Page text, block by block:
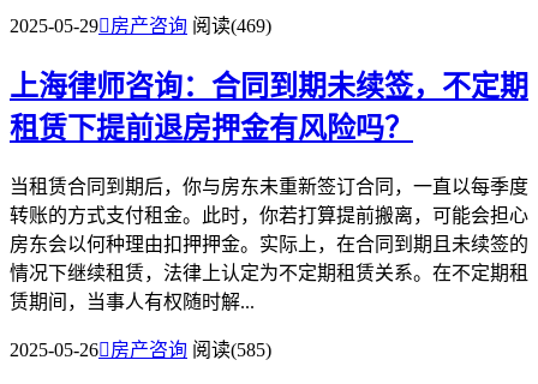
2025-05-29房产咨询 阅读(469)
上海律师咨询：合同到期未续签，不定期
租赁下提前退房押金有风险吗？
当租赁合同到期后，你与房东未重新签订合同，一直以每季度
转账的方式支付租金。此时，你若打算提前搬离，可能会担心
房东会以何种理由扣押押金。实际上，在合同到期且未续签的
情况下继续租赁，法律上认定为不定期租赁关系。在不定期租
赁期间，当事人有权随时解...
2025-05-26房产咨询 阅读(585)